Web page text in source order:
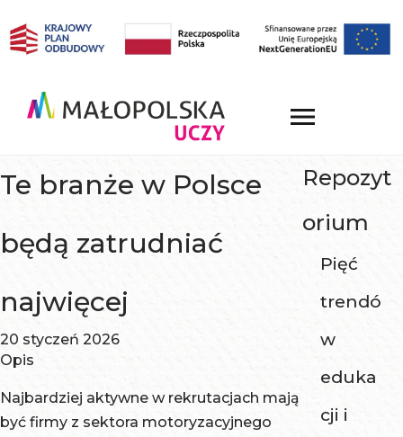
Te branże w Polsce
będą zatrudniać
najwięcej
20 styczeń 2026
Opis
Najbardziej aktywne w rekrutacjach mają
być firmy z sektora motoryzacyjnego
Repozyt
orium
Pięć
trendó
w
eduka
cji i